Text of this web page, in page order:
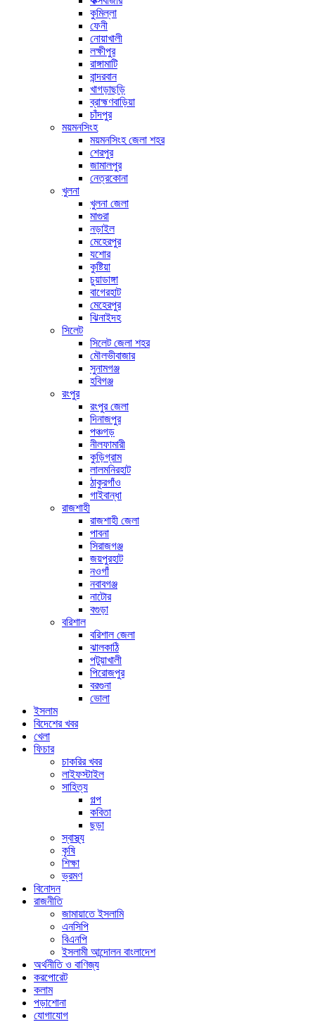
কুমিল্লা
ফেনী
নোয়াখালী
লক্ষীপুর
রাঙ্গামাটি
বান্দরবান
খাগড়াছড়ি
ব্রাহ্মণবাড়িয়া
চাঁদপুর
ময়মনসিংহ
ময়মনসিংহ জেলা শহর
শেরপুর
জামালপুর
নেত্রকোনা
খুলনা
খুলনা জেলা
মাগুরা
নড়াইল
মেহেরপুর
যশোর
কুষ্টিয়া
চুয়াডাঙ্গা
বাগেরহাট
মেহেরপুর
ঝিনাইদহ
সিলেট
সিলেট জেলা শহর
মৌলভীবাজার
সুনামগঞ্জ
হবিগঞ্জ
রংপুর
রংপুর জেলা
দিনাজপুর
পঞ্চগড়
নীলফামারী
কুড়িগ্রাম
লালমনিরহাট
ঠাকুরগাঁও
গাইবান্ধা
রাজশাহী
রাজশাহী জেলা
পাবনা
সিরাজগঞ্জ
জয়পুরহাট
নওগাঁ
নবাবগঞ্জ
নাটোর
বগুড়া
বরিশাল
বরিশাল জেলা
ঝালকাঠি
পটুয়াখালী
পিরোজপুর
বরগুনা
ভোলা
ইসলাম
বিদেশের খবর
খেলা
ফিচার
চাকরির খবর
লাইফস্টাইল
সাহিত্য
গল্প
কবিতা
ছড়া
স্বাস্থ্য
কৃষি
শিক্ষা
ভ্রমণ
বিনোদন
রাজনীতি
জামায়াতে ইসলামি
এনসিপি
বিএনপি
ইসলামী আন্দোলন বাংলাদেশ
অর্থনীতি ও বাণিজ্য
করপোরেট
কলাম
পড়াশোনা
যোগাযোগ